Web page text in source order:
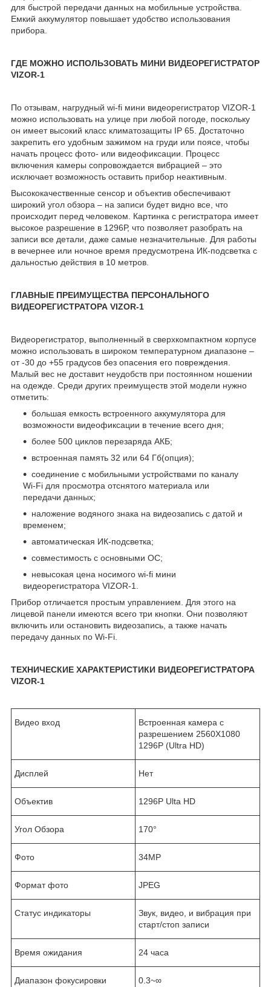
для быстрой передачи данных на мобильные устройства.
Емкий аккумулятор повышает удобство использования
прибора.
ГДЕ МОЖНО ИСПОЛЬЗОВАТЬ МИНИ ВИДЕОРЕГИСТРАТОР
VIZOR-1
По отзывам, нагрудный wi-fi мини видеорегистратор VIZOR-1
можно использовать на улице при любой погоде, поскольку
он имеет высокий класс климатозащиты IP 65. Достаточно
закрепить его удобным зажимом на груди или поясе, чтобы
начать процесс фото- или видеофиксации. Процесс
включения камеры сопровождается вибрацией – это
исключает возможность оставить прибор неактивным.
Высококачественные сенсор и объектив обеспечивают
широкий угол обзора – на записи будет видно все, что
происходит перед человеком. Картинка с регистратора имеет
высокое разрешение в 1296Р, что позволяет разобрать на
записи все детали, даже самые незначительные. Для работы
в вечернее или ночное время предусмотрена ИК-подсветка с
дальностью действия в 10 метров.
ГЛАВНЫЕ ПРЕИМУЩЕСТВА ПЕРСОНАЛЬНОГО
ВИДЕОРЕГИСТРАТОРА VIZOR-1
Видеорегистратор, выполненный в сверхкомпактном корпусе
можно использовать в широком температурном диапазоне –
от -30 до +55 градусов без опасения его повреждения.
Малый вес не доставит неудобств при постоянном ношении
на одежде. Среди других преимуществ этой модели нужно
отметить:
большая емкость встроенного аккумулятора для
возможности видеофиксации в течение всего дня;
более 500 циклов перезаряда АКБ;
встроенная память 32 или 64 Гб(опция);
соединение с мобильными устройствами по каналу
Wi-Fi для просмотра отснятого материала или
передачи данных;
наложение водяного знака на видеозапись с датой и
временем;
автоматическая ИК-подсветка;
совместимость с основными ОС;
невысокая цена носимого wi-fi мини
видеорегистратора VIZOR-1.
Прибор отличается простым управлением. Для этого на
лицевой панели имеются всего три кнопки. Они позволяют
включить или остановить видеозапись, а также начать
передачу данных по Wi-Fi.
ТЕХНИЧЕСКИЕ ХАРАКТЕРИСТИКИ ВИДЕОРЕГИСТРАТОРА
VIZOR-1
Видео вход
Встроенная камера с
разрешением 2560X1080
1296P (Ultra HD)
Дисплей Нет
Объектив 1296P Ulta HD
Угол Обзора 170°
Фото 34MP
Формат фото JPEG
Статус индикаторы
Звук, видео, и вибрация при
старт/стоп записи
Время ожидания 24 часа
Диапазон фокусировки 0.3~∞